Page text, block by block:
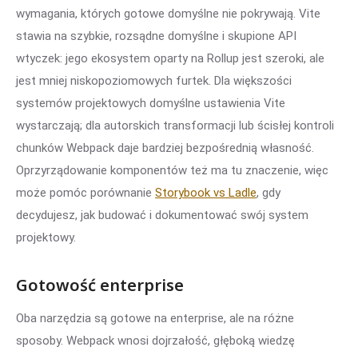
wymagania, których gotowe domyślne nie pokrywają. Vite
stawia na szybkie, rozsądne domyślne i skupione API
wtyczek: jego ekosystem oparty na Rollup jest szeroki, ale
jest mniej niskopoziomowych furtek. Dla większości
systemów projektowych domyślne ustawienia Vite
wystarczają; dla autorskich transformacji lub ścisłej kontroli
chunków Webpack daje bardziej bezpośrednią własność.
Oprzyrządowanie komponentów też ma tu znaczenie, więc
może pomóc porównanie Storybook vs Ladle, gdy
decydujesz, jak budować i dokumentować swój system
projektowy.
Gotowość enterprise
Oba narzędzia są gotowe na enterprise, ale na różne
sposoby. Webpack wnosi dojrzałość, głęboką wiedzę